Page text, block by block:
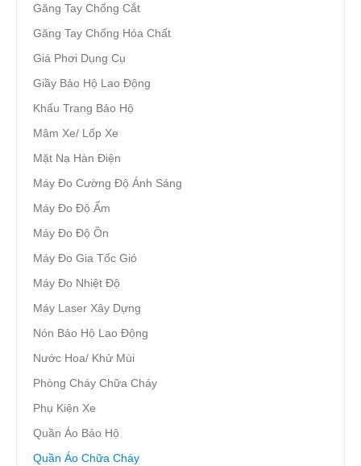
Găng Tay Chống Cắt
Găng Tay Chống Hóa Chất
Giá Phơi Dụng Cụ
Giầy Bảo Hộ Lao Động
Khẩu Trang Bảo Hộ
Mâm Xe/ Lốp Xe
Mặt Nạ Hàn Điện
Máy Đo Cường Độ Ánh Sáng
Máy Đo Độ Ẩm
Máy Đo Độ Ồn
Máy Đo Gia Tốc Gió
Máy Đo Nhiệt Độ
Máy Laser Xây Dựng
Nón Bảo Hộ Lao Động
Nước Hoa/ Khử Mùi
Phòng Cháy Chữa Cháy
Phụ Kiện Xe
Quần Áo Bảo Hộ
Quần Áo Chữa Cháy